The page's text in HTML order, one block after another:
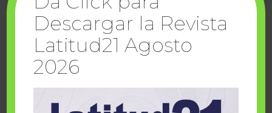
Descargar la Revista
Latitud21 Agosto
2026